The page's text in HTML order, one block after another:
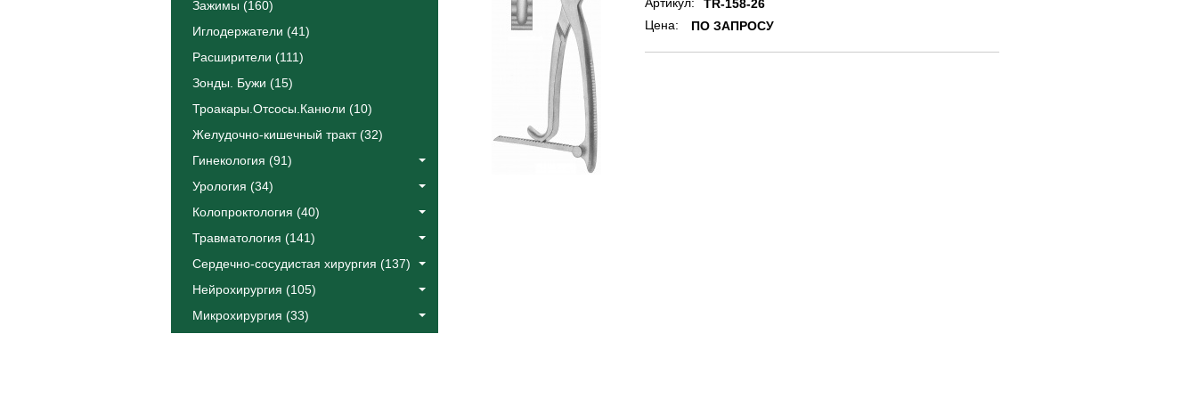
Зажимы (160)
Иглодержатели (41)
Расширители (111)
Зонды. Бужи (15)
Троакары.Отсосы.Канюли (10)
Желудочно-кишечный тракт (32)
Гинекология (91)
Урология (34)
Колопроктология (40)
Травматология (141)
Сердечно-сосудистая хирургия (137)
Нейрохирургия (105)
Микрохирургия (33)
Артикул:
TR-158-26
Цена:
ПО ЗАПРОСУ